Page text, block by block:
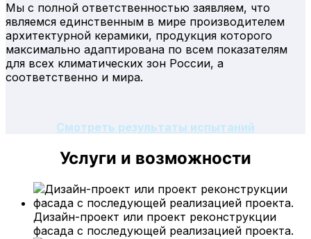
Мы с полной ответственностью заявляем, что
являемся единственным в мире производителем
архитектурной керамики, продукция которого
максимально адаптирована по всем показателям
для всех климатических зон России, а
соответственно и мира.
Смотреть результаты испытаний
Услуги и возможности
Дизайн-проект или проект реконструкции
фасада с последующей реализацией проекта.